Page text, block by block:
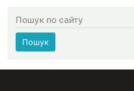
Пошук по сайту
Пошук